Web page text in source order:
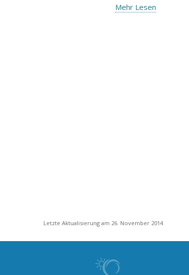
Mehr Lesen
Letzte Aktualisierung am 26. November 2014